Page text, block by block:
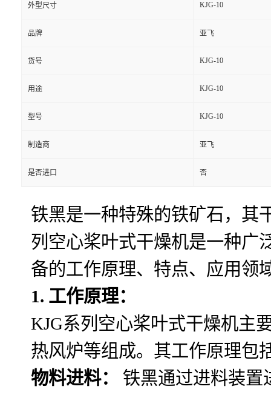
外型尺寸 KJG-10
品牌 亚飞
货号 KJG-10
用途 KJG-10
型号 KJG-10
制造商 亚飞
是否进口 否
铁黑是一种特殊的铁矿石，其
列空心桨叶式干燥机是一种广
备的工作原理、特点、应用领
1. 工作原理：
KJG系列空心桨叶式干燥机主
热风炉等组成。其工作原理包
物料进料：
铁黑通过进料装置